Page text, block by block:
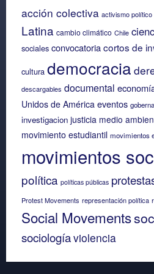
acción colectiva activismo político
Latina cambio climático Chile
sociales convocatoriacortos de
cultura democracia
descargables documental
Unidos de América eventos
investigacion justicia medio
movimiento estudiantil movimientos
movimientos
política políticas públicas
Protest Movements representación política
Social Movements
sociologíaviolencia